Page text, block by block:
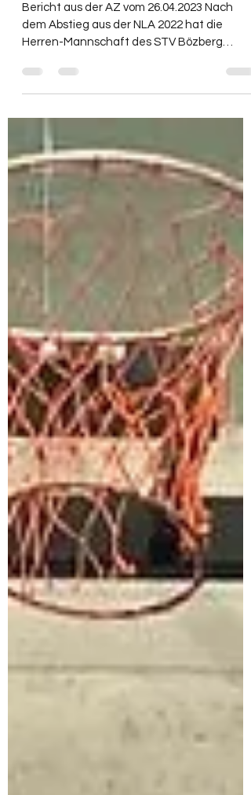
Ende
dem Abstieg aus der NLA 2022 hat die